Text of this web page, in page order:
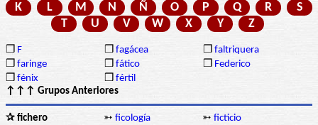
K
L M N Ñ O P Q R
S
T
U V W X Y Z
❒ F ❒ fagácea ❒ faltriquera
❒ faringe ❒ fático ❒ Federico
❒ fénix ❒ fértil
↑↑↑ Grupos Anteriores
✰ fichero ➳ ficología ➳ ficticio